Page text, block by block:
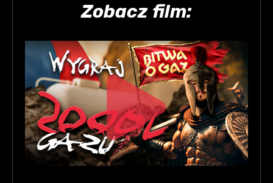
Zobacz film: